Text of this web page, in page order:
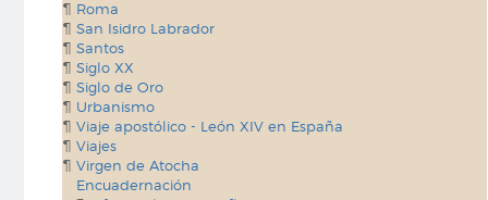
Roma
San Isidro Labrador
Santos
Siglo XX
Siglo de Oro
Urbanismo
Viaje apostólico - León XIV en España
Viajes
Virgen de Atocha
Encuadernación